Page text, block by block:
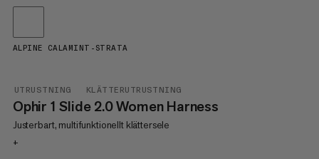
UTRUSTNING KLÄTTERUTRUSTNING
Ophir 1 Slide 2.0 Women Harness
Justerbart, multifunktionellt klättersele
+
ALPINE CALAMINT-STRATA